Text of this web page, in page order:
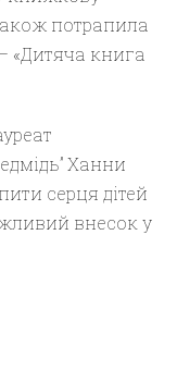
потрапила
«Дитяча книга
Ханни
серця дітей
внесок у